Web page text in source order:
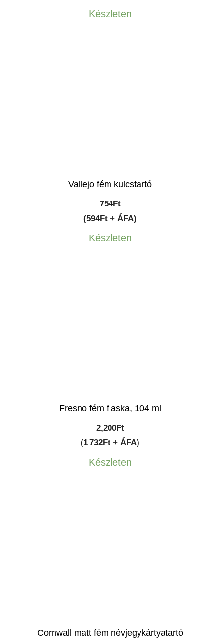
Készleten
Vallejo fém kulcstartó
754Ft
(594Ft + ÁFA)
Készleten
Fresno fém flaska, 104 ml
2,200Ft
(1 732Ft + ÁFA)
Készleten
Cornwall matt fém névjegykártyatartó